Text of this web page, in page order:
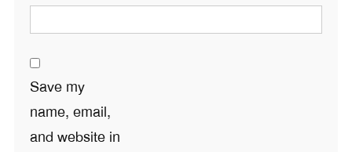
Save my
name, email,
and website in